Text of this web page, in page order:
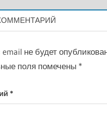
не будет
поля помечены *
*